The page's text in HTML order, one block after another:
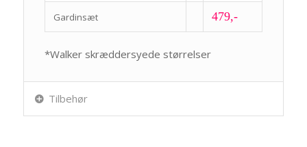
Gardinsæt 479,-
*Walker skræddersyede størrelser
Tilbehør